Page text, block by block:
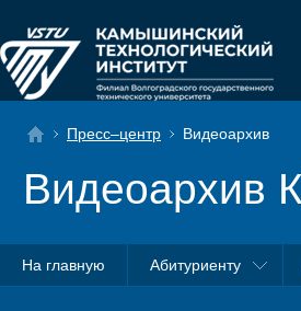
Пресс–центр Видеоархив
Видеоархив
На главную Абитуриенту